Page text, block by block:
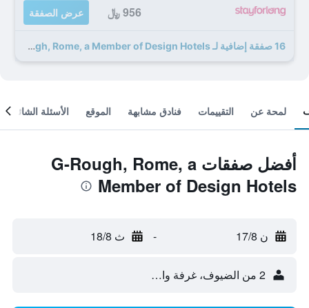
956 ﷼ عرض الصفقة
16 صفقة إضافية لـ G-Rough, Rome, a Member of Design Hotels
لمحة عن التقييمات فنادق مشابهة الموقع الأسئلة الشائعة
أفضل صفقات G-Rough, Rome, a
Member of Design Hotels
ن 17/8 - ث 18/8
2 من الضيوف، غرفة واحدة